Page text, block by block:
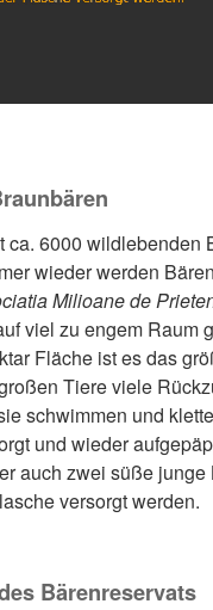
ca. 6000
wieder werden
Milioane de
viel zu engem Raum
Fläche ist es das
Tiere viele
schwimmen und
und wieder
auch zwei süße
versorgt werden.
Bärenreservats